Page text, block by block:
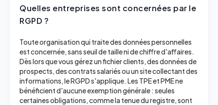
Quelles entreprises sont concernées par le
RGPD ?
Toute organisation qui traite des données personnelles
est concernée, sans seuil de taille ni de chiffre d'affaires.
Dès lors que vous gérez un fichier clients, des données de
prospects, des contrats salariés ou un site collectant des
informations, le RGPD s'applique. Les TPE et PME ne
bénéficient d'aucune exemption générale : seules
certaines obligations, comme la tenue du registre, sont